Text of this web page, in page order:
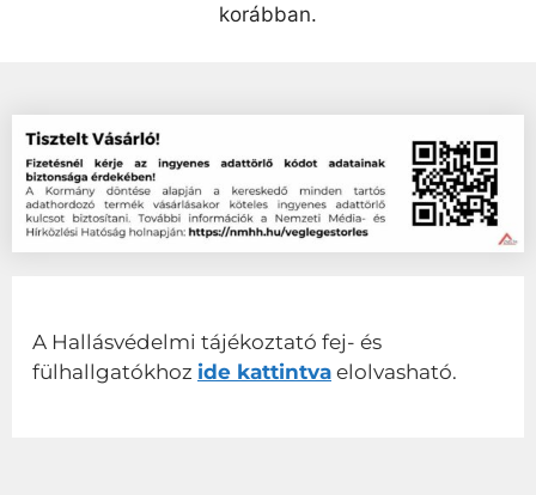
korábban.
A Hallásvédelmi tájékoztató fej- és
fülhallgatókhoz ide kattintva elolvasható.